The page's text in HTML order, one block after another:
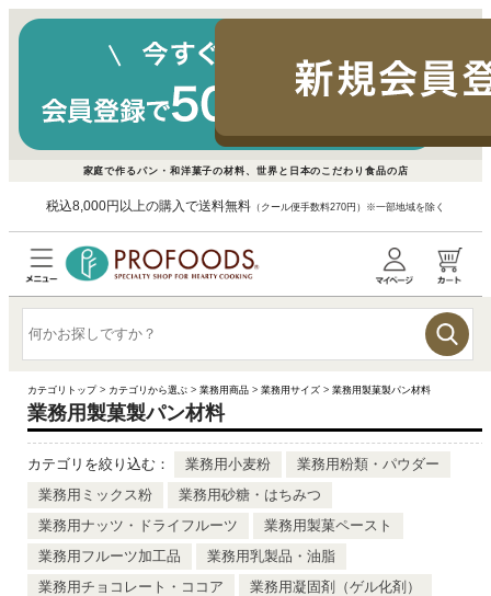
家庭で作るパン・和洋菓子の材料、世界と日本のこだわり食品の店
税込8,000円以上の購入で送料無料 （クール便手数料270円）※一部地域を除く
カテゴリトップ> カテゴリから選ぶ >業務用商品 >業務用サイズ >業務用製菓製パン材料
業務用製菓製パン材料
カテゴリを絞り込む： 業務用小麦粉
業務用粉類・パウダー
業務用ミックス粉
業務用砂糖・はちみつ
業務用ナッツ・ドライフルーツ
業務用製菓ペースト
業務用フルーツ加工品
業務用乳製品・油脂
業務用チョコレート・ココア
業務用凝固剤（ゲル化剤）